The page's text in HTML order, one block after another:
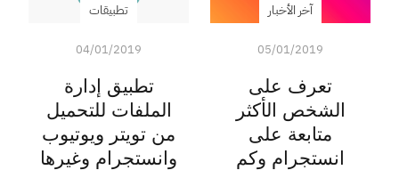
آخر الأخبار
05/01/2019
تعرف على
الشخص الأكثر
متابعة على
انستجرام وكم
تطبيقات
04/01/2019
تطبيق إدارة
الملفات للتحميل
من تويتر ويوتيوب
وانستجرام وغيرها